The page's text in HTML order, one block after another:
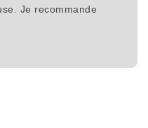
Je recommande